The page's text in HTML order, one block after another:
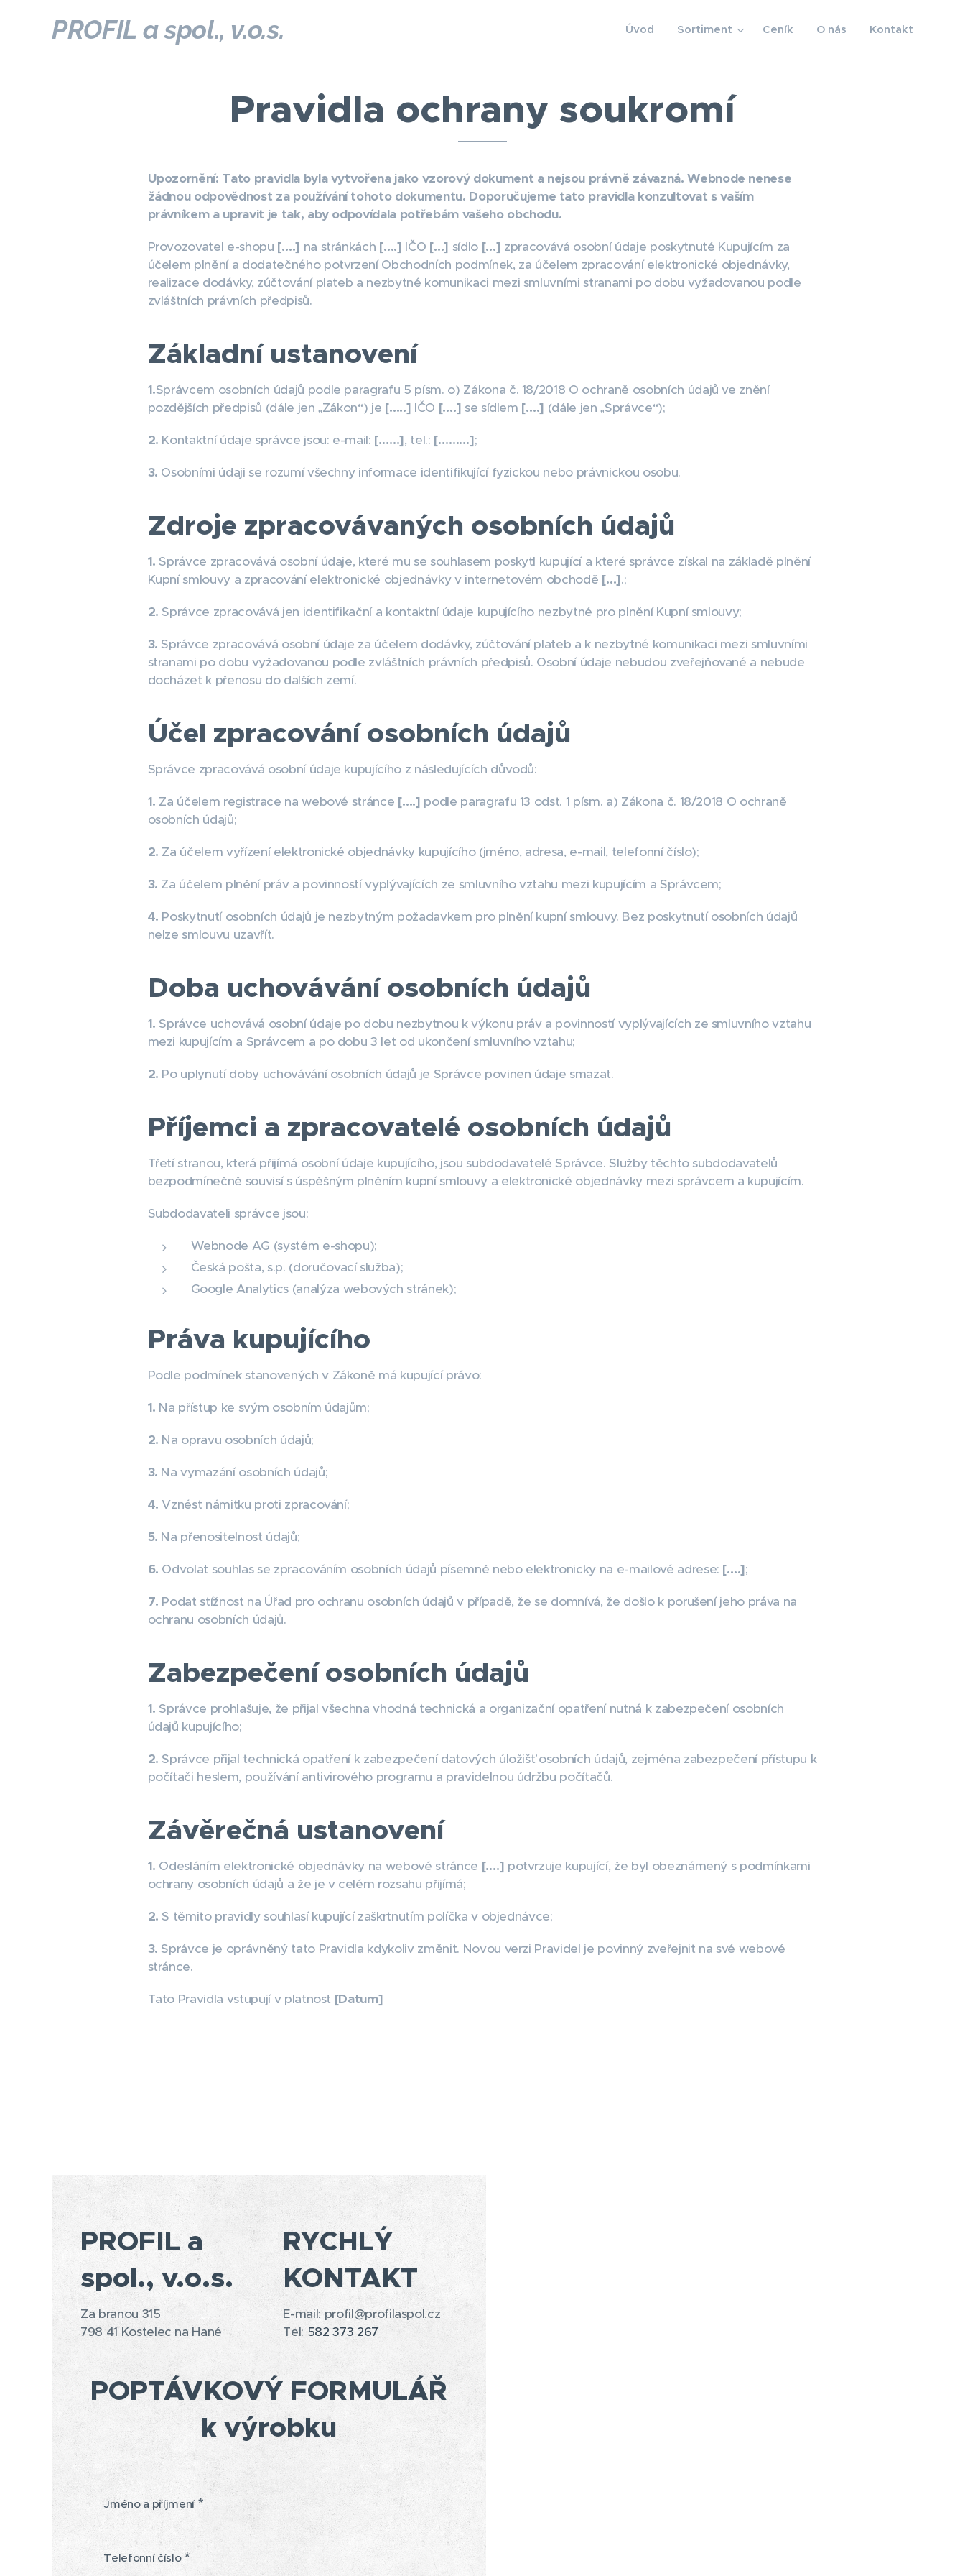
PROFIL a spol., v.o.s. Úvod Sortiment Ceník O nás Kontakt
Pravidla ochrany soukromí
Upozornění: Tato pravidla byla vytvořena jako vzorový dokument a nejsou právně závazná. Webnode nenese
žádnou odpovědnost za používání tohoto dokumentu. Doporučujeme tato pravidla konzultovat s vaším
právníkem a upravit je tak, aby odpovídala potřebám vašeho obchodu.
Provozovatel e-shopu [….] na stránkách [….] IČO […] sídlo […] zpracovává osobní údaje poskytnuté Kupujícím za
účelem plnění a dodatečného potvrzení Obchodních podmínek, za účelem zpracování elektronické objednávky,
realizace dodávky, zúčtování plateb a nezbytné komunikaci mezi smluvními stranami po dobu vyžadovanou podle
zvláštních právních předpisů.
Základní ustanovení
1.Správcem osobních údajů podle paragrafu 5 písm. o) Zákona č. 18/2018 O ochraně osobních údajů ve znění
pozdějších předpisů (dále jen „Zákon“) je […..] IČO [….] se sídlem [….] (dále jen „Správce“);
2. Kontaktní údaje správce jsou: e-mail: [……], tel.: [………];
3. Osobními údaji se rozumí všechny informace identifikující fyzickou nebo právnickou osobu.
Zdroje zpracovávaných osobních údajů
1. Správce zpracovává osobní údaje, které mu se souhlasem poskytl kupující a které správce získal na základě plnění
Kupní smlouvy a zpracování elektronické objednávky v internetovém obchodě […].;
2. Správce zpracovává jen identifikační a kontaktní údaje kupujícího nezbytné pro plnění Kupní smlouvy;
3. Správce zpracovává osobní údaje za účelem dodávky, zúčtování plateb a k nezbytné komunikaci mezi smluvními
stranami po dobu vyžadovanou podle zvláštních právních předpisů. Osobní údaje nebudou zveřejňované a nebude
docházet k přenosu do dalších zemí.
Účel zpracování osobních údajů
Správce zpracovává osobní údaje kupujícího z následujících důvodů:
1. Za účelem registrace na webové stránce [….] podle paragrafu 13 odst. 1 písm. a) Zákona č. 18/2018 O ochraně
osobních údajů;
2. Za účelem vyřízení elektronické objednávky kupujícího (jméno, adresa, e-mail, telefonní číslo);
3. Za účelem plnění práv a povinností vyplývajících ze smluvního vztahu mezi kupujícím a Správcem;
4. Poskytnutí osobních údajů je nezbytným požadavkem pro plnění kupní smlouvy. Bez poskytnutí osobních údajů
nelze smlouvu uzavřít.
Doba uchovávání osobních údajů
1. Správce uchovává osobní údaje po dobu nezbytnou k výkonu práv a povinností vyplývajících ze smluvního vztahu
mezi kupujícím a Správcem a po dobu 3 let od ukončení smluvního vztahu;
2. Po uplynutí doby uchovávání osobních údajů je Správce povinen údaje smazat.
Příjemci a zpracovatelé osobních údajů
Třetí stranou, která přijímá osobní údaje kupujícího, jsou subdodavatelé Správce. Služby těchto subdodavatelů
bezpodmínečně souvisí s úspěšným plněním kupní smlouvy a elektronické objednávky mezi správcem a kupujícím.
Subdodavateli správce jsou:
Webnode AG (systém e-shopu);
Česká pošta, s.p. (doručovací služba);
Google Analytics (analýza webových stránek);
Práva kupujícího
Podle podmínek stanovených v Zákoně má kupující právo:
1. Na přístup ke svým osobním údajům;
2. Na opravu osobních údajů;
3. Na vymazání osobních údajů;
4.Vznést námitku proti zpracování;
5. Na přenositelnost údajů;
6. Odvolat souhlas se zpracováním osobních údajů písemně nebo elektronicky na e-mailové adrese: [….];
7. Podat stížnost na Úřad pro ochranu osobních údajů v případě, že se domnívá, že došlo k porušení jeho práva na
ochranu osobních údajů.
Zabezpečení osobních údajů
1. Správce prohlašuje, že přijal všechna vhodná technická a organizační opatření nutná k zabezpečení osobních
údajů kupujícího;
2. Správce přijal technická opatření k zabezpečení datových úložišť osobních údajů, zejména zabezpečení přístupu k
počítači heslem, používání antivirového programu a pravidelnou údržbu počítačů.
Závěrečná ustanovení
1. Odesláním elektronické objednávky na webové stránce [….] potvrzuje kupující, že byl obeznámený s podmínkami
ochrany osobních údajů a že je v celém rozsahu přijímá;
2. S těmito pravidly souhlasí kupující zaškrtnutím políčka v objednávce;
3. Správce je oprávněný tato Pravidla kdykoliv změnit. Novou verzi Pravidel je povinný zveřejnit na své webové
stránce.
Tato Pravidla vstupují v platnost [Datum]
PROFIL a
spol., v.o.s.
Za branou 315
798 41 Kostelec na Hané
RYCHLÝ
KONTAKT
E-mail: profil@profilaspol.cz
Tel: 582 373 267
POPTÁVKOVÝ FORMULÁŘ
k výrobku
Jméno a příjmení
Telefonní číslo